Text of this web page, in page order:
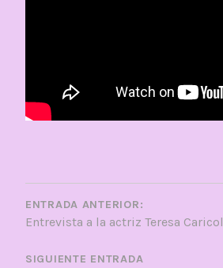
NAVEGACIÓN
DE
ENTRADAS
ENTRADA ANTERIOR:
Entrevista a la actriz Teresa Caricol
SIGUIENTE ENTRADA